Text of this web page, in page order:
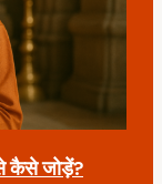
कैसे जोड़ें?